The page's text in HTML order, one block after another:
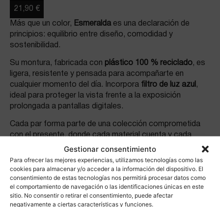
Gestionar consentimiento
Para ofrecer las mejores experiencias, utilizamos tecnologías como las
cookies para almacenar y/o acceder a la información del dispositivo. El
consentimiento de estas tecnologías nos permitirá procesar datos como
el comportamiento de navegación o las identificaciones únicas en este
sitio. No consentir o retirar el consentimiento, puede afectar
negativamente a ciertas características y funciones.
21,90 €
Más que un color, Esmeraldaes una declaración de
principios: equilibrio entre diseño, comodidad y
sostenibilidad.
Su montura, fabricada con plástico 100 % reciclado, es
ligera, resistente y pensada para acompañarte en
cualquier momento del día. Incorpora filtro de luz azul ,
ideal para proteger la vista frente a la exposición
prolongada a pantallas digitales.
Cada par forma parte de una colección comprometida
con el presente, donde cada material cuenta y cada
Disponible en graduaciones de+1,00 a +3,50 dioptrías.
Tambiénsin graduación (+0,00) , solo con filtro para la luz
azul de las pantallas.